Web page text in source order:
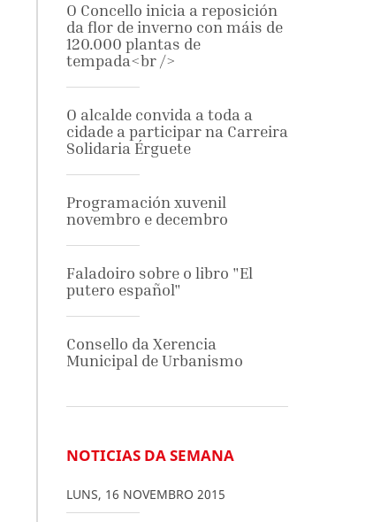
O Concello inicia a reposición
da flor de inverno con máis de
120.000 plantas de
tempada<br />
O alcalde convida a toda a
cidade a participar na Carreira
Solidaria Érguete
Programación xuvenil
novembro e decembro
Faladoiro sobre o libro "El
putero español"
Consello da Xerencia
Municipal de Urbanismo
NOTICIAS DA SEMANA
LUNS, 16 NOVEMBRO 2015